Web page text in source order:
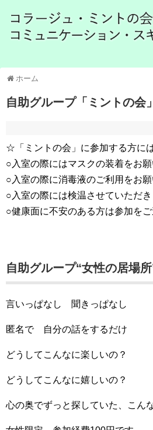
ホーム
自助グループ「ミントの会」
☆「ミントの会」に参加する方に
○入室の際にはマスクの装着をお願
○入室の際に消毒液のご利用をお願
○入室の際には検温させていただき
○健康面に不安のある方は参加をご
自助グループ“女性の居場所
言いっぱなし 聞きっぱなし
匿名で 自分の話をするだけ
どうしてこんなに楽しいの？
どうしてこんなに嬉しいの？
心の奥でずっと探していた、こん